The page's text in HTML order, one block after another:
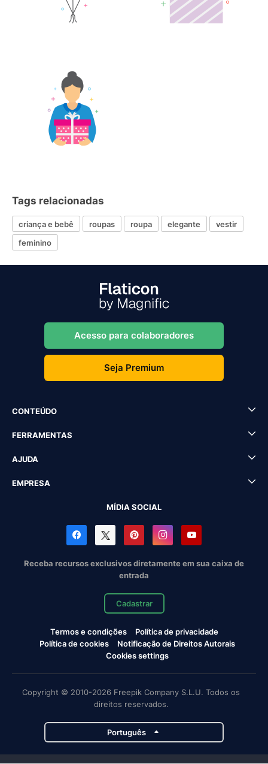
Tags relacionadas
criança e bebê roupas roupa elegante
vestir
feminino
Acesso para colaboradores
Seja Premium
CONTEÚDO
FERRAMENTAS
AJUDA
EMPRESA
MÍDIA SOCIAL
Receba recursos exclusivos diretamente em sua caixa de
entrada
Cadastrar
Termos e condições
Política de privacidade
Política de cookies
Notificação de Direitos Autorais
Cookies settings
Copyright © 2010-2026 Freepik Company S.L.U. Todos os
direitos reservados.
Português